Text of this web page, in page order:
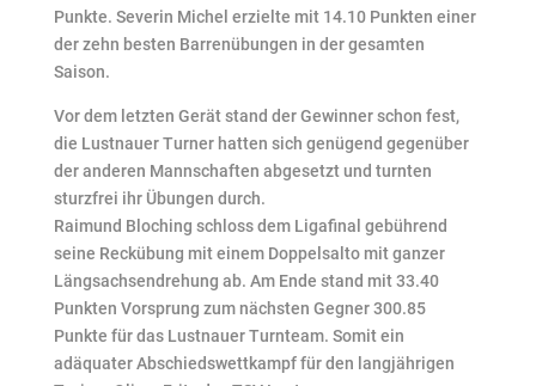
Punkte. Severin Michel erzielte mit 14.10 Punkten einer
der zehn besten Barrenübungen in der gesamten
Saison.
Vor dem letzten Gerät stand der Gewinner schon fest,
die Lustnauer Turner hatten sich genügend gegenüber
der anderen Mannschaften abgesetzt und turnten
sturzfrei ihr Übungen durch.
Raimund Bloching schloss dem Ligafinal gebührend
seine Reckübung mit einem Doppelsalto mit ganzer
Längsachsendrehung ab. Am Ende stand mit 33.40
Punkten Vorsprung zum nächsten Gegner 300.85
Punkte für das Lustnauer Turnteam. Somit ein
adäquater Abschiedswettkampf für den langjährigen